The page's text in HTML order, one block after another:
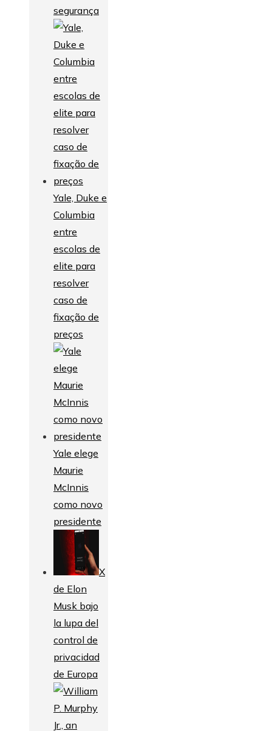
segurança
Yale, Duke e
Columbia
entre
escolas de
elite para
resolver
caso de
fixação de
preços
Yale elege
Maurie
McInnis
como novo
presidente
X
de Elon
Musk bajo
la lupa del
control de
privacidad
de Europa